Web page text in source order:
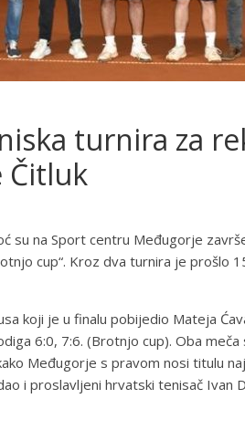
turnira za
Čitluk
su na Sport centru Međugorje
cup“. Kroz dva turnira je prošlo
koji je u finalu pobijedio Mateja
6:0, 7:6. (Brotnjo cup). Oba
Međugorje s pravom nosi titulu
i proslavljeni hrvatski tenisač Ivan